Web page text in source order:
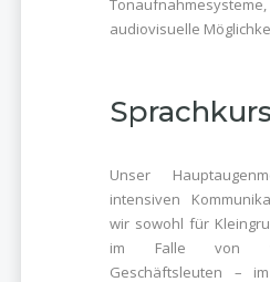
audiovisuelle
Unser
intensiven
wir sowohl für
im Falle von
Geschäftsleuten –